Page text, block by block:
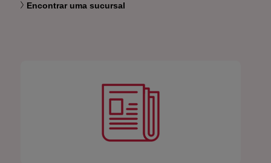
Encontrar uma sucursal